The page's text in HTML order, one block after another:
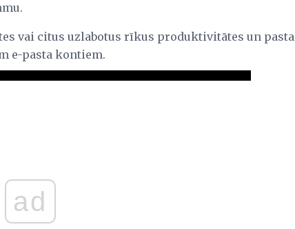
vai citus uzlabotus rīkus produktivitātes un pasta
e-pasta kontiem.
ad